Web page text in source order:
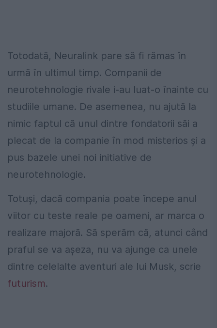
Totodată, Neuralink pare să fi rămas în
urmă în ultimul timp. Companii de
neurotehnologie rivale i-au luat-o înainte cu
studiile umane. De asemenea, nu ajută la
nimic faptul că unul dintre fondatorii săi a
plecat de la companie în mod misterios și a
pus bazele unei noi initiative de
neurotehnologie.
Totuși, dacă compania poate începe anul
viitor cu teste reale pe oameni, ar marca o
realizare majoră. Să sperăm că, atunci când
praful se va așeza, nu va ajunge ca unele
dintre celelalte aventuri ale lui Musk, scrie
futurism.